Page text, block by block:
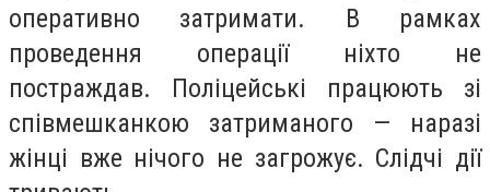
оперативно затримати. В рамках
проведення операції ніхто не
постраждав. Поліцейські працюють зі
співмешканкою затриманого — наразі
жінці вже нічого не загрожує. Слідчі дії